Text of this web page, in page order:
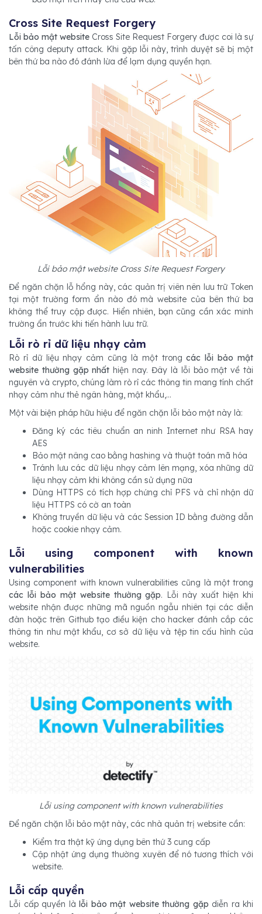
Cross Site Request Forgery
Lỗi bảo mật website Cross Site Request Forgery được coi là sự
tấn công deputy attack. Khi gặp lỗi này, trình duyệt sẽ bị một
bên thứ ba nào đó đánh lừa để lạm dụng quyền hạn.
Lỗi bảo mật website Cross Site Request Forgery
Để ngăn chặn lỗ hổng này, các quản trị viên nên lưu trữ Token
tại một trường form ẩn nào đó mà website của bên thứ ba
không thể truy cập được. Hiển nhiên, bạn cũng cần xác minh
trường ẩn trước khi tiến hành lưu trữ.
Lỗi rò rỉ dữ liệu nhạy cảm
Rò rỉ dữ liệu nhạy cảm cũng là một trongcác lỗi bảo mật
website thường gặp nhất hiện nay. Đây là lỗi bảo mật về tài
nguyên và crypto, chúng làm rò rỉ các thông tin mang tính chất
nhạy cảm như thẻ ngân hàng, mật khẩu,...
Một vài biện pháp hữu hiệu để ngăn chặn lỗi bảo mật này là:
Đăng ký các tiêu chuẩn an ninh Internet như RSA hay
AES
Bảo mật nâng cao bằng hashing và thuật toán mã hóa
Tránh lưu các dữ liệu nhạy cảm lên mạng, xóa những dữ
liệu nhạy cảm khi không cần sử dụng nữa
Dùng HTTPS có tích hợp chứng chỉ PFS và chỉ nhận dữ
liệu HTTPS có cờ an toàn
Không truyền dữ liệu và các Session ID bằng đường dẫn
hoặc cookie nhạy cảm.
Lỗi using component with known
vulnerabilities
Using component with known vulnerabilities cũng là một trong
các lỗi bảo mật website thường gặp. Lỗi này xuất hiện khi
website nhận được những mã nguồn ngẫu nhiên tại các diễn
đàn hoặc trên Github tạo điều kiện cho hacker đánh cắp các
thông tin như mật khẩu, cơ sở dữ liệu và tệp tin cấu hình của
website.
Lỗi using component with known vulnerabilities
Để ngăn chặn lỗi bảo mật này, các nhà quản trị website cần:
Kiểm tra thật kỹ ứng dụng bên thứ 3 cung cấp
Cập nhật ứng dụng thường xuyên để nó tương thích với
website.
Lỗi cấp quyền
Lỗi cấp quyền là lỗi bảo mật website thường gặp diễn ra khi